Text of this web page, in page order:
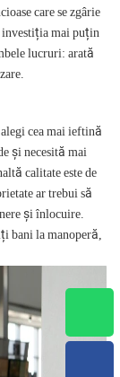
care se zgârie
investiția mai puțin
lucruri: arată
cea mai ieftină
și necesită mai
calitate este de
ar trebui să
și înlocuire.
bani la manoperă,